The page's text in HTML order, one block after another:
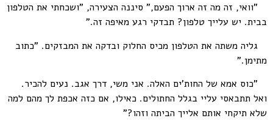
"וואי, זה מה זה ארוך הפעם," סיננה הצעירה, "ושכחתי את הטלפון
בבית. יש עלייך טלפון? תבדקי רגע מאיפה זה."
גליה משתה את הטלפון מכיס החלוק ובדקה את המבזקים. "כתוב
מתימן."
"כוס אמא של החות'ים האלה. אני משי, דרך אגב. נעים להכיר.
ואל תתבאסי עליי בגלל החתולים. כאילו, אם כזה אכפת לך מהם למה
שלא תיקחי אותם אלייך הביתה וזהו?"